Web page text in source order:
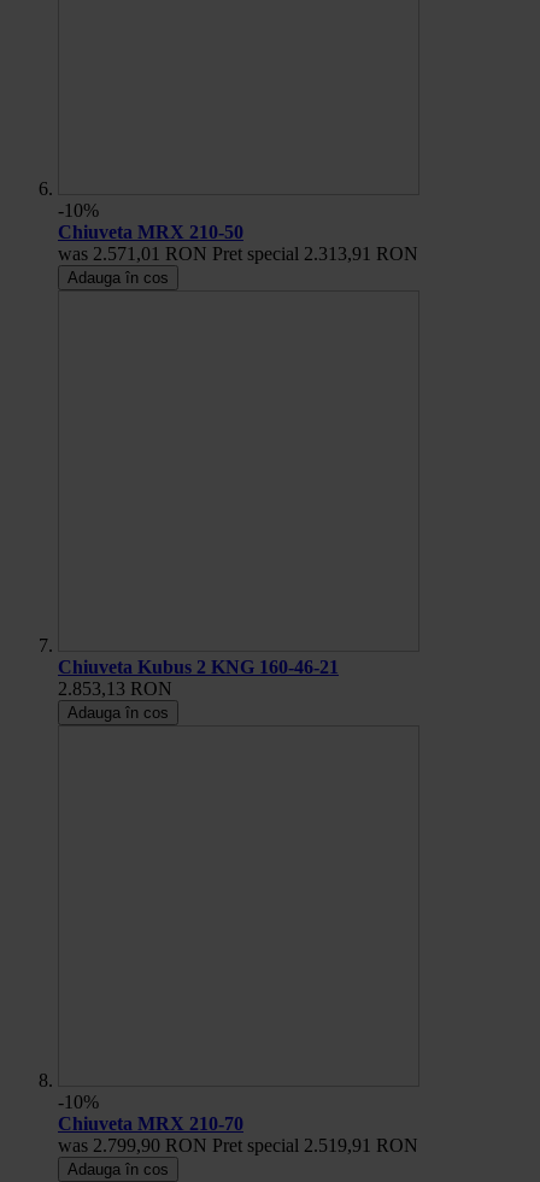
-10%
Chiuveta MRX 210-50
was 2.571,01 RON Pret special 2.313,91 RON
Adauga în cos
Chiuveta Kubus 2 KNG 160-46-21
2.853,13 RON
Adauga în cos
-10%
Chiuveta MRX 210-70
was 2.799,90 RON Pret special 2.519,91 RON
Adauga în cos